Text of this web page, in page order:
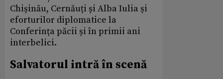
Chișinău, Cernăuți și Alba Iulia și
eforturilor diplomatice la
Conferința păcii și în primii ani
interbelici.
Salvatorul intră în scenă